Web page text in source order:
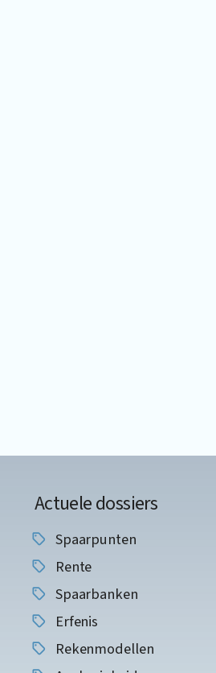
Actuele dossiers
Spaarpunten
Rente
Spaarbanken
Erfenis
Rekenmodellen